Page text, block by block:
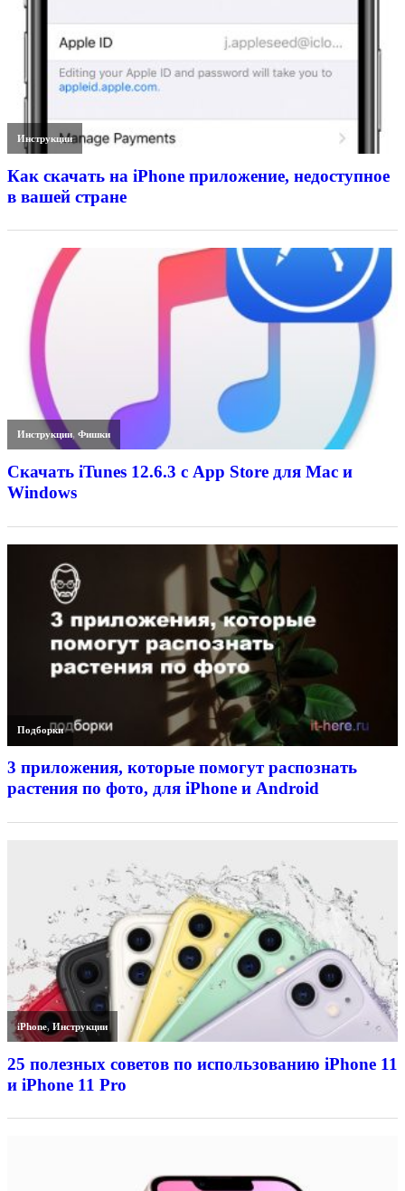
Инструкции
Как скачать на iPhone приложение, недоступное
в вашей стране
Инструкции,Фишки
Скачать iTunes 12.6.3 с App Store для Mac и
Windows
Подборки
3 приложения, которые помогут распознать
растения по фото, для iPhone и Android
iPhone,Инструкции
25 полезных советов по использованию iPhone 11
и iPhone 11 Pro